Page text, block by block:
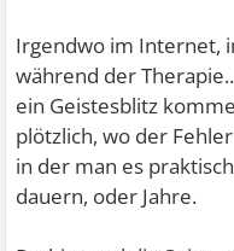
Irgendwo im Internet,
während der
ein Geistesblitz
plötzlich, wo der
in der man es
dauern, oder Jahre.